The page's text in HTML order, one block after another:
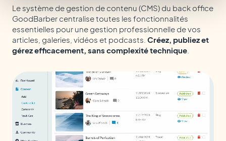
Le système de gestion de contenu (CMS) du back office
GoodBarber centralise toutes les fonctionnalités
essentielles pour une gestion professionnelle de vos
articles, galeries, vidéos et podcasts. Créez, publiez et
gérez efficacement, sans complexité technique